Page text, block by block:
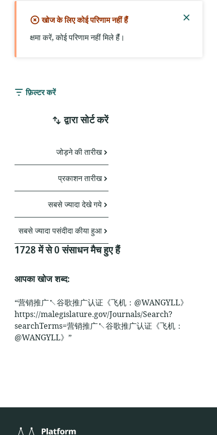
खोज के लिए कोई परिणाम नहीं हैंं
क्षमा करें, कोई परिणाम नहीं मिले हैंं।
फ़िल्टर करें
द्वारा सोर्ट करें
जोड़ने की तारीख
प्रकाशन तारीख
सबसे ज्यादा देखे गये
सबसे ज्यादा पसंदीदा कीया हुआ
1728 में से 0 संसाधन मैच हुए हैंं
आपका खोज शब्द:
“营销推广↖谷歌推广认证《飞机：@WANGYLL》
https://malegislature.gov/Journals/Search?
searchTerms=营销推广↖谷歌推广认证《飞机：
@WANGYLL》”